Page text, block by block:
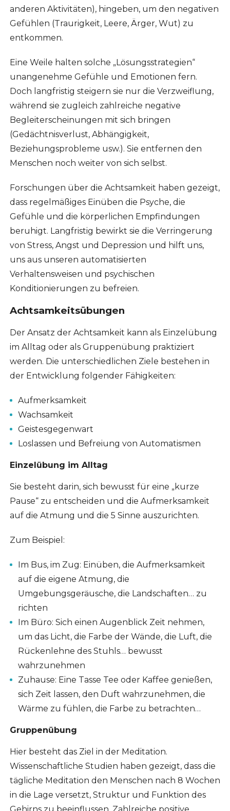
anderen Aktivitäten), hingeben, um den negativen
Gefühlen (Traurigkeit, Leere, Ärger, Wut) zu
entkommen.
Eine Weile halten solche „Lösungsstrategien“
unangenehme Gefühle und Emotionen fern.
Doch langfristig steigern sie nur die Verzweiflung,
während sie zugleich zahlreiche negative
Begleiterscheinungen mit sich bringen
(Gedächtnisverlust, Abhängigkeit,
Beziehungsprobleme usw.). Sie entfernen den
Menschen noch weiter von sich selbst.
Forschungen über die Achtsamkeit haben gezeigt,
dass regelmäßiges Einüben die Psyche, die
Gefühle und die körperlichen Empfindungen
beruhigt. Langfristig bewirkt sie die Verringerung
von Stress, Angst und Depression und hilft uns,
uns aus unseren automatisierten
Verhaltensweisen und psychischen
Konditionierungen zu befreien.
Achtsamkeitsübungen
Der Ansatz der Achtsamkeit kann als Einzelübung
im Alltag oder als Gruppenübung praktiziert
werden. Die unterschiedlichen Ziele bestehen in
der Entwicklung folgender Fähigkeiten:
Aufmerksamkeit
Wachsamkeit
Geistesgegenwart
Loslassen und Befreiung von Automatismen
Einzelübung im Alltag
Sie besteht darin, sich bewusst für eine „kurze
Pause“ zu entscheiden und die Aufmerksamkeit
auf die Atmung und die 5 Sinne auszurichten.
Zum Beispiel:
Im Bus, im Zug: Einüben, die Aufmerksamkeit
auf die eigene Atmung, die
Umgebungsgeräusche, die Landschaften… zu
richten
Im Büro: Sich einen Augenblick Zeit nehmen,
um das Licht, die Farbe der Wände, die Luft, die
Rückenlehne des Stuhls… bewusst
wahrzunehmen
Zuhause: Eine Tasse Tee oder Kaffee genießen,
sich Zeit lassen, den Duft wahrzunehmen, die
Wärme zu fühlen, die Farbe zu betrachten…
Gruppenübung
Hier besteht das Ziel in der Meditation.
Wissenschaftliche Studien haben gezeigt, dass die
tägliche Meditation den Menschen nach 8 Wochen
in die Lage versetzt, Struktur und Funktion des
Gehirns zu beeinflussen. Zahlreiche positive